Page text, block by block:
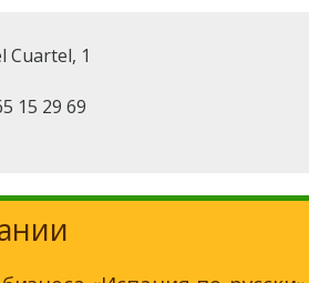
Cuartel, 1
15 29 69